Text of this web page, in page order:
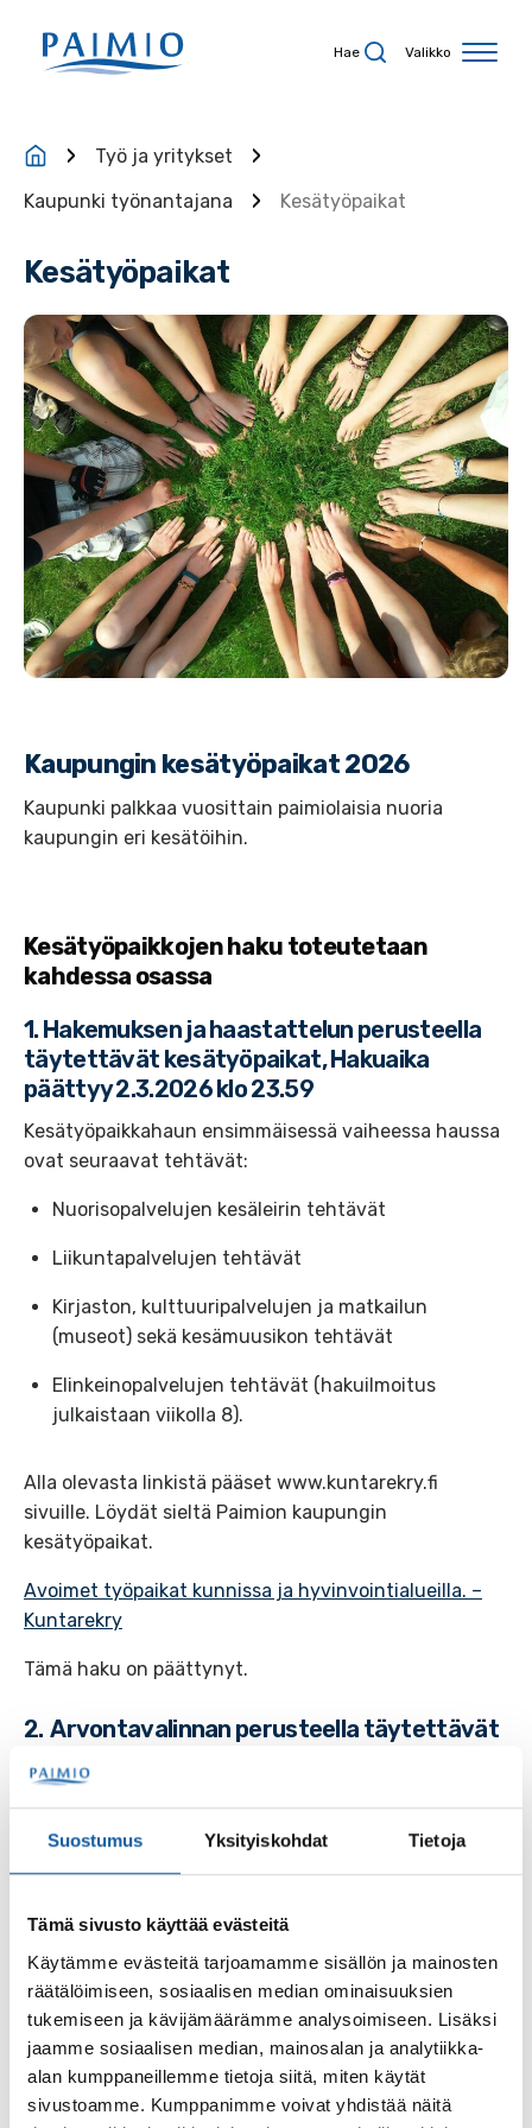
Suostumus Yksityiskohdat Tietoja
Tämä sivusto käyttää evästeitä
Käytämme evästeitä tarjoamamme sisällön ja mainosten
räätälöimiseen, sosiaalisen median ominaisuuksien
tukemiseen ja kävijämäärämme analysoimiseen. Lisäksi
jaamme sosiaalisen median, mainosalan ja analytiikka-
alan kumppaneillemme tietoja siitä, miten käytät
sivustoamme. Kumppanimme voivat yhdistää näitä
Hae Valikko
Työ ja yritykset
Kaupunki työnantajana
Kesätyöpaikat
Kesätyöpaikat
Kaupungin kesätyöpaikat 2026
Kaupunki palkkaa vuosittain paimiolaisia nuoria
kaupungin eri kesätöihin.
Kesätyöpaikkojen haku toteutetaan
kahdessa osassa
1. Hakemuksen ja haastattelun perusteella
täytettävät kesätyöpaikat, Hakuaika
päättyy 2.3.2026 klo 23.59
Kesätyöpaikkahaun ensimmäisessä vaiheessa haussa
ovat seuraavat tehtävät:
Nuorisopalvelujen kesäleirin tehtävät
Liikuntapalvelujen tehtävät
Kirjaston, kulttuuripalvelujen ja matkailun
(museot) sekä kesämuusikon tehtävät
Elinkeinopalvelujen tehtävät (hakuilmoitus
julkaistaan viikolla 8).
Alla olevasta linkistä pääset www.kuntarekry.fi
sivuille. Löydät sieltä Paimion kaupungin
kesätyöpaikat.
Avoimet työpaikat kunnissa ja hyvinvointialueilla. –
Kuntarekry
Tämä haku on päättynyt.
2. Arvontavalinnan perusteella täytettävät
klo 23.59
Arvontavalinnan perusteella täytetään kesätyöt
Kuntarekryn hakuilmoitus:
Paimion kaupungin kesätyöt 2026, arvontavalinnat –
Paimion kaupunki – Kuntarekry